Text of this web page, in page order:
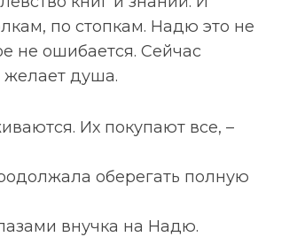
по стопкам. Надю это не
не ошибается. Сейчас
желает душа.
Их покупают все, –
оберегать полную
внучка на Надю.